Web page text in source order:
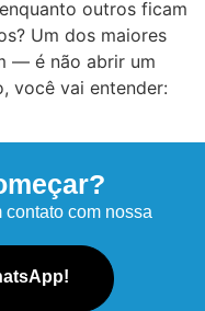
outros ficam
Um dos maiores
— é não abrir um
você vai entender:
contato com nossa